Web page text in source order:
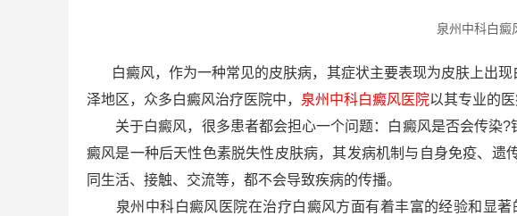
泉州中科白癜
白癜风，作为一种常见的皮肤病，其症状主要表现为皮肤上出现
泽地区，众多白癜风治疗医院中， 泉州中科白癜风医院以其专业的
关于白癜风，很多患者都会担心一个问题：白癜风是否会传染?
癜风是一种后天性色素脱失性皮肤病，其发病机制与自身免疫、
同生活、接触、交流等，都不会导致疾病的传播。
泉州中科白癜风医院在治疗白癜风方面有着丰富的经验和显著